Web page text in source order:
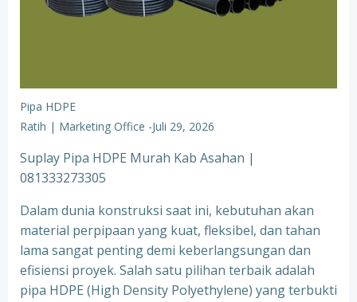
Pipa HDPE
Ratih | Marketing Office -Juli 29, 2026
Suplay Pipa HDPE Murah Kab Asahan |
081333273305
Dalam dunia konstruksi saat ini, kebutuhan akan
material perpipaan yang kuat, fleksibel, dan tahan
lama sangat penting demi keberlangsungan dan
efisiensi proyek. Salah satu pilihan terbaik adalah
pipa HDPE (High Density Polyethylene) yang terbukti